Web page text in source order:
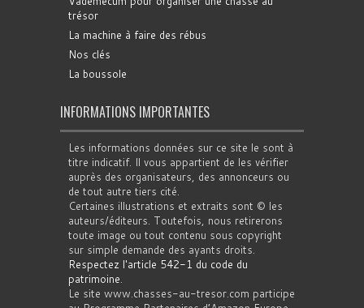
trésor
La machine à faire des rébus
Nos clés
La boussole
INFORMATIONS IMPORTANTES
Les informations données sur ce site le sont à
titre indicatif. Il vous appartient de les vérifier
auprès des organisateurs, des annonceurs ou
de tout autre tiers cité.
Certaines illustrations et extraits sont © les
auteurs/éditeurs. Toutefois, nous retirerons
toute image ou tout contenu sous copyright
sur simple demande des ayants droits.
Respectez l'article 542-1 du code du
patrimoine.
Le site www.chasses-au-tresor.com participe